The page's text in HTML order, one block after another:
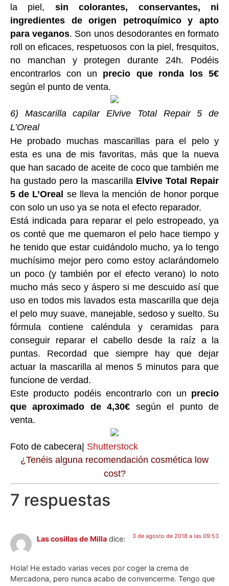
la piel, sin colorantes, conservantes, ni
ingredientes de origen petroquímico y apto
para veganos. Son unos desodorantes en formato
roll on eficaces, respetuosos con la piel, fresquitos,
no manchan y protegen durante 24h. Podéis
encontrarlos con un precio que ronda los 5€
según el punto de venta.
6) Mascarilla capilar Elvive Total Repair 5 de
L’Oreal
He probado muchas mascarillas para el pelo y
esta es una de mis favoritas, más que la nueva
que han sacado de aceite de coco que también me
ha gustado pero la mascarilla Elvive Total Repair
5 de L’Oreal se lleva la mención de honor porque
con solo un uso ya se nota el efecto reparador.
Está indicada para reparar el pelo estropeado, ya
os conté que me quemaron el pelo hace tiempo y
he tenido que estar cuidándolo mucho, ya lo tengo
muchísimo mejor pero como estoy aclarándomelo
un poco (y también por el efecto verano) lo noto
mucho más seco y áspero si me descuido así que
uso en todos mis lavados esta mascarilla que deja
el pelo muy suave, manejable, sedoso y suelto. Su
fórmula contiene caléndula y ceramidas para
conseguir reparar el cabello desde la raíz a la
puntas. Recordad que siempre hay que dejar
actuar la mascarilla al menos 5 minutos para que
funcione de verdad.
Este producto podéis encontrarlo con un precio
que aproximado de 4,30€ según el punto de
venta.
Foto de cabecera| Shutterstock
¿Tenéis alguna recomendación cosmética low
cost?
7 respuestas
Las cosillas de Milla dice: 3 de agosto de 2018 a las 09:53
Hola! He estado varias veces por coger la crema de
Mercadona, pero nunca acabo de convencerme. Tengo que